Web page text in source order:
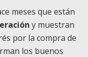
meses que están
y muestran
por la compra de
los buenos